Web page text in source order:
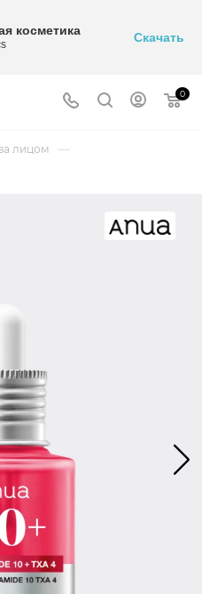
0
лицом —
косметика Скачать